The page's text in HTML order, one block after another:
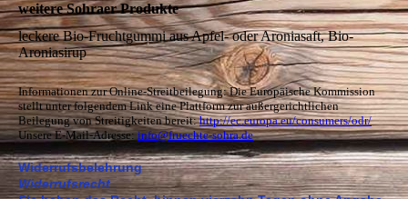
weitere Sohraer Produkte
leckere Bio-Fruchtgummi aus Apfel- oder Aroniasaft, Bio-
Aroniasirup
Informationen zur Online-Streitbeilegung: Die Europäische Kommission
stellt unter folgendem Link eine Plattform zur außergerichtlichen
Beilegung von Streitigkeiten bereit:http://ec.europa.eu/consumers/odr/
Unsere E-Mail-Adresse:info@fruechte-sohra.de
Widerrufsbelehrung
Widerrufsrecht